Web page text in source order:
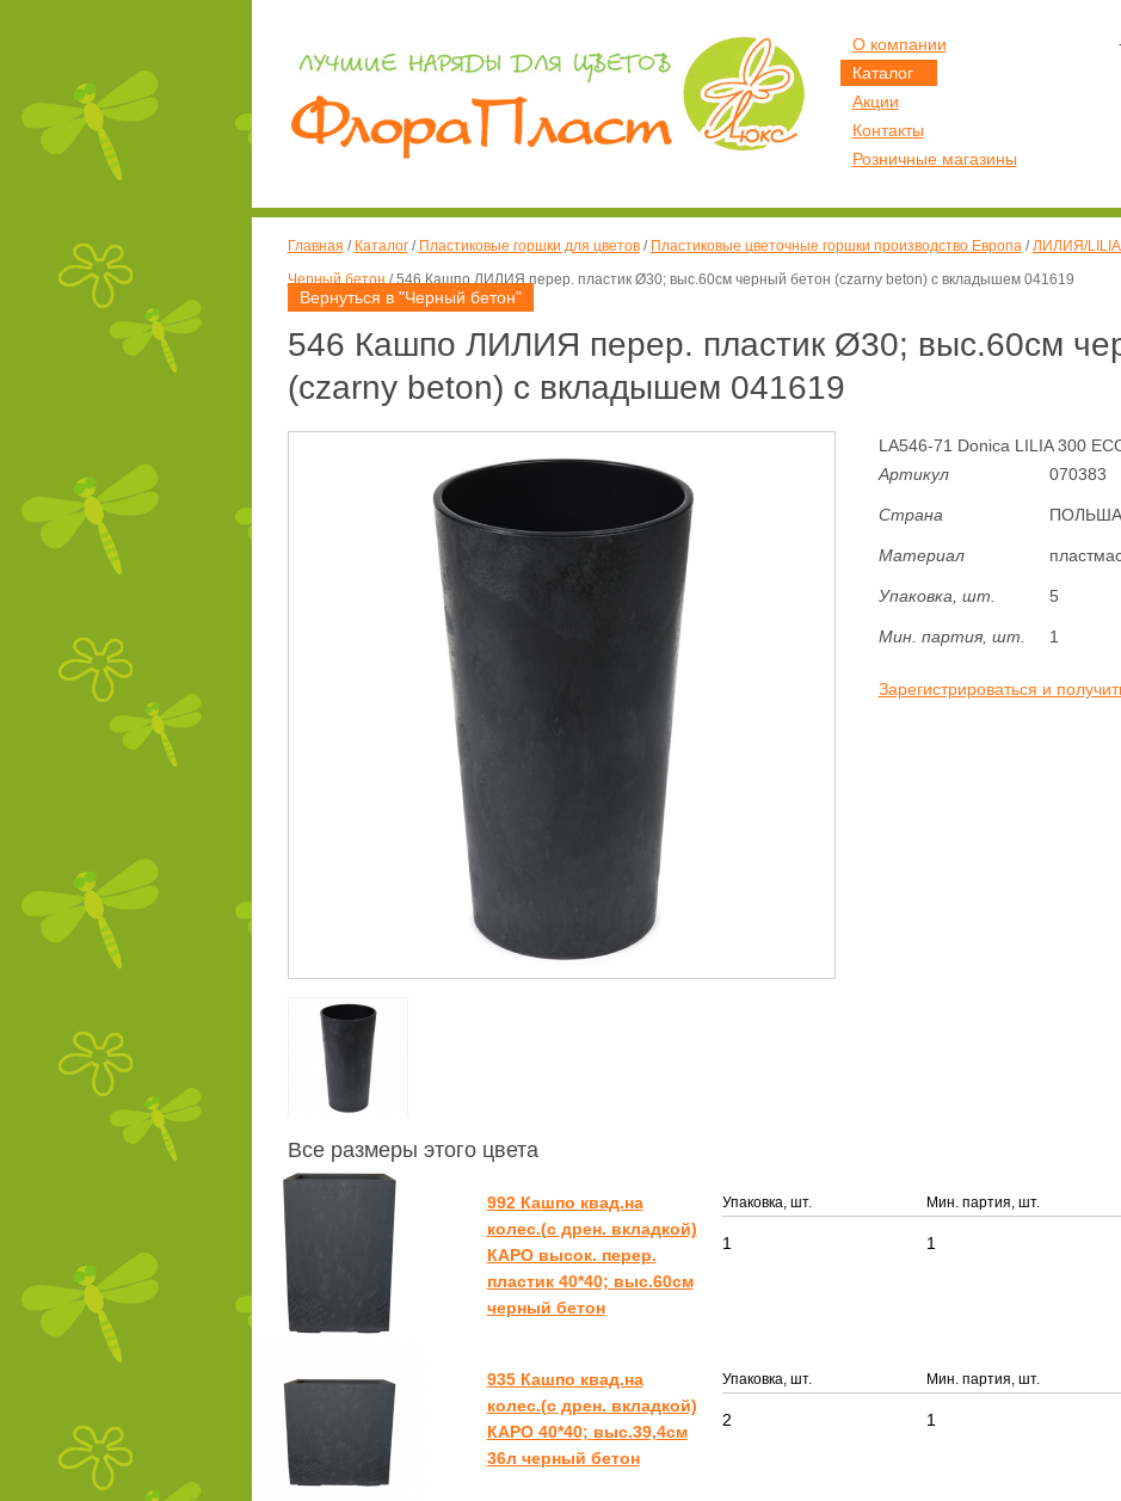
Главная / Каталог/ Пластиковые горшки для цветов/ Пластиковые цветочные горшки производство Европа/ЛИЛИЯ/
Черный бетон/546 Кашпо ЛИЛИЯ перер. пластик Ø30; выс.60см черный бетон (czarny beton) с вкладышем 041619
Вернуться в "Черный бетон"
546 Кашпо ЛИЛИЯ перер. пластик Ø30; выс.60см
(czarny beton) с вкладышем 041619
LA546-71 Donica LILIA 300
Артикул
070383
Страна ПОЛЬША
Материал
Упаковка, шт. 5
Мин. партия, шт. 1
Зарегистрироваться и
Все размеры этого цвета
992 Кашпо квад.на
колес.(с дрен. вкладкой)
КАРО высок. перер.
пластик 40*40; выс.60см
черный бетон
Упаковка, шт. Мин. партия, шт.
1 1
935 Кашпо квад.на
колес.(с дрен. вкладкой)
КАРО 40*40; выс.39,4см
36л черный бетон
Упаковка, шт. Мин. партия, шт.
2 1
О компании
Каталог
Акции
Контакты
Розничные магазины